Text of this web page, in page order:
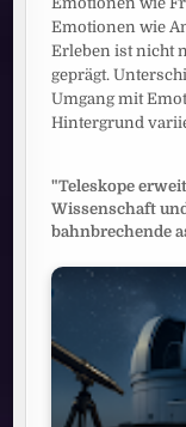
Emotionen wie
Erleben ist nicht
geprägt.
Umgang mit
Hintergrund
"Teleskope
Wissenschaft
bahnbrechende